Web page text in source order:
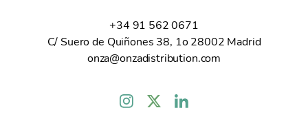
+34 91 562 0671
C/ Suero de Quiñones 38, 1o 28002 Madrid
onza@onzadistribution.com